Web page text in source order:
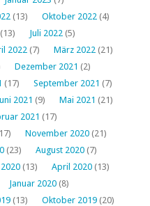
(13) Oktober 2022 (4)
(13) Juli 2022 (5)
2022 (7) März 2022 (21)
Dezember 2021 (2)
(17) September 2021 (7)
2021 (9) Mai 2021 (21)
2021 (17)
November 2020 (21)
(23) August 2020 (7)
(13) April 2020 (13)
Januar 2020 (8)
(13) Oktober 2019 (20)